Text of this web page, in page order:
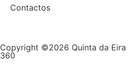
Contactos
Copyright ©2026 Quinta da
360